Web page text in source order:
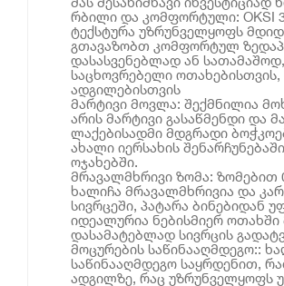
რბილი და კომფორტული: OKSI
ტექსტურა უზრუნველყოფს
გთავაზობთ კომფორტულ
დასასვენებლად ან
საცხოვრებელი ოთახებისთვის,
ადგილებისთვის
მარტივი მოვლა: შექმნილია
არის მარტივი გასაწმენდი და
ლაქებისადმი მდგრადი
ახალი იერსახის
ოჯახებში.
მრავალმხრივი ზომა: ზომებით
ხალიჩა მრავალმხრივია და
სივრცეში, პატარა ბინებიდან
იდეალურია ნებისმიერ
დასამატებლად სივრცის
მოცურების საწინააღმდეგო::
საწინააღმდეგო საყრდენით,
ადგილზე, რაც უზრუნველყოფს